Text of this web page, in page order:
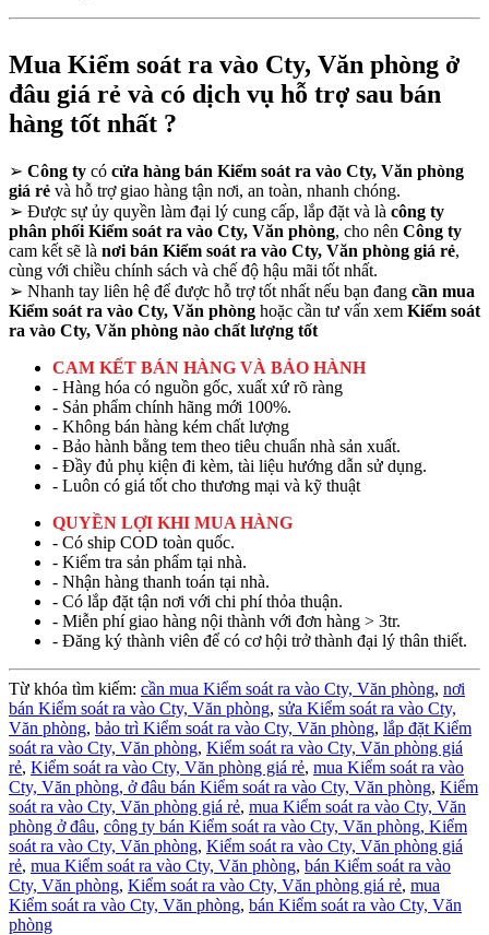
Mua Kiểm soát ra vào Cty, Văn phòng ở
đâu giá rẻ và có dịch vụ hỗ trợ sau bán
hàng tốt nhất ?
➢ Công ty có cửa hàng bán Kiểm soát ra vào Cty, Văn phòng
giá rẻ và hỗ trợ giao hàng tận nơi, an toàn, nhanh chóng.
➢ Được sự ủy quyền làm đại lý cung cấp, lắp đặt và là công ty
phân phối Kiểm soát ra vào Cty, Văn phòng, cho nên Công ty
cam kết sẽ là nơi bán Kiểm soát ra vào Cty, Văn phòng giá rẻ,
cùng với chiều chính sách và chế độ hậu mãi tốt nhất.
➢ Nhanh tay liên hệ để được hỗ trợ tốt nhất nếu bạn đang cần mua
Kiểm soát ra vào Cty, Văn phòng hoặc cần tư vấn xem Kiểm soát
ra vào Cty, Văn phòng nào chất lượng tốt
CAM KẾT BÁN HÀNG VÀ BẢO HÀNH
- Hàng hóa có nguồn gốc, xuất xứ rõ ràng
- Sản phẩm chính hãng mới 100%.
- Không bán hàng kém chất lượng
- Bảo hành bằng tem theo tiêu chuẩn nhà sản xuất.
- Đầy đủ phụ kiện đi kèm, tài liệu hướng dẫn sử dụng.
- Luôn có giá tốt cho thương mại và kỹ thuật
QUYỀN LỢI KHI MUA HÀNG
- Có ship COD toàn quốc.
- Kiểm tra sản phẩm tại nhà.
- Nhận hàng thanh toán tại nhà.
- Có lắp đặt tận nơi với chi phí thỏa thuận.
- Miễn phí giao hàng nội thành với đơn hàng > 3tr.
- Đăng ký thành viên để có cơ hội trở thành đại lý thân thiết.
Từ khóa tìm kiếm: cần mua Kiểm soát ra vào Cty, Văn phòng, nơi
bán Kiểm soát ra vào Cty, Văn phòng, sửa Kiểm soát ra vào Cty,
Văn phòng, bảo trì Kiểm soát ra vào Cty, Văn phòng, lắp đặt Kiểm
soát ra vào Cty, Văn phòng, Kiểm soát ra vào Cty, Văn phòng giá
rẻ, Kiểm soát ra vào Cty, Văn phòng giá rẻ, mua Kiểm soát ra vào
Cty, Văn phòng, ở đâu bán Kiểm soát ra vào Cty, Văn phòng, Kiểm
soát ra vào Cty, Văn phòng giá rẻ, mua Kiểm soát ra vào Cty, Văn
phòng ở đâu, công ty bán Kiểm soát ra vào Cty, Văn phòng, Kiểm
soát ra vào Cty, Văn phòng, Kiểm soát ra vào Cty, Văn phòng giá
rẻ, mua Kiểm soát ra vào Cty, Văn phòng, bán Kiểm soát ra vào
Cty, Văn phòng, Kiểm soát ra vào Cty, Văn phòng giá rẻ, mua
Kiểm soát ra vào Cty, Văn phòng, bán Kiểm soát ra vào Cty, Văn
phòng